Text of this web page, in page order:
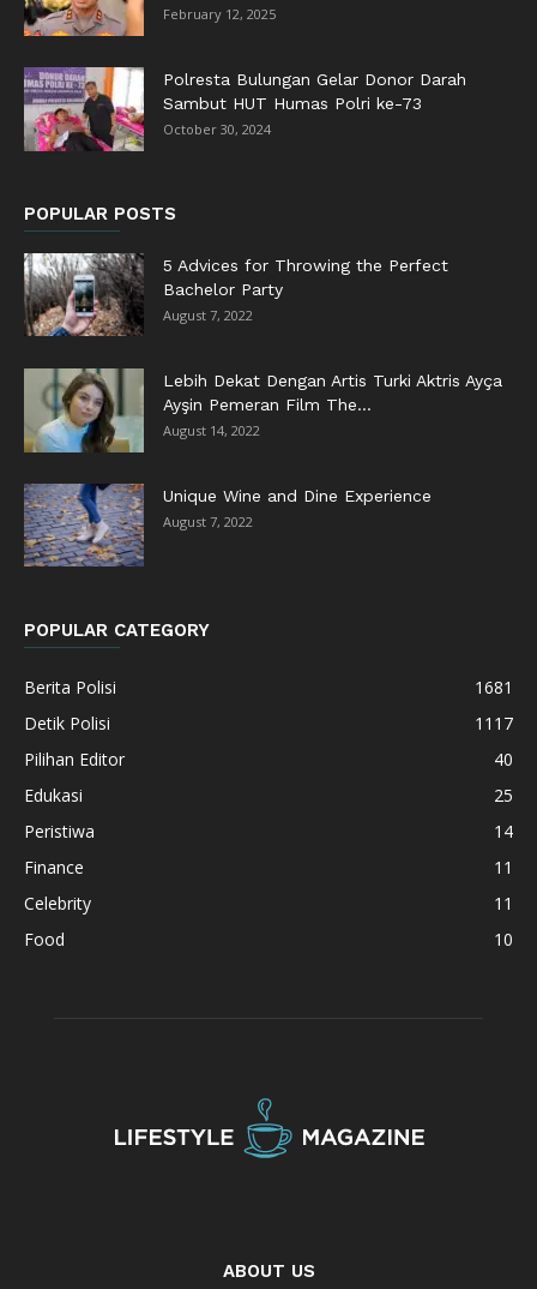
February 12, 2025
Polresta Bulungan Gelar Donor Darah
Sambut HUT Humas Polri ke-73
October 30, 2024
POPULAR POSTS
5 Advices for Throwing the Perfect
Bachelor Party
August 7, 2022
Lebih Dekat Dengan Artis Turki Aktris Ayça
Ayşin Pemeran Film The...
August 14, 2022
Unique Wine and Dine Experience
August 7, 2022
POPULAR CATEGORY
Berita Polisi
1681
Detik Polisi
1117
Pilihan Editor
40
Edukasi
25
Peristiwa
14
Finance
11
Celebrity
11
Food
10
ABOUT US